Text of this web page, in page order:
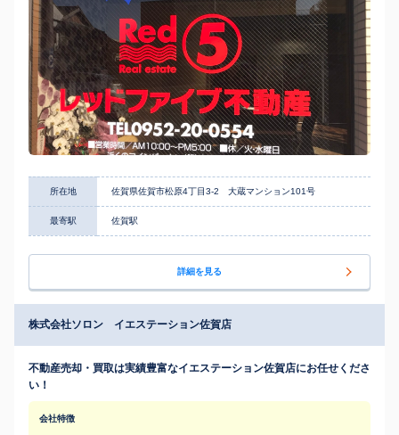
所在地 佐賀県佐賀市松原4丁目3-2 大蔵マンション101号
最寄駅 佐賀駅
詳細を見る
株式会社ソロン イエステーション佐賀店
不動産売却・買取は実績豊富なイエステーション佐賀店にお任せくださ
い！
会社特徴